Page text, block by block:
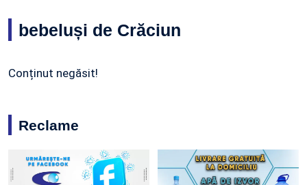
bebeluși de Crăciun
Conținut negăsit!
Reclame